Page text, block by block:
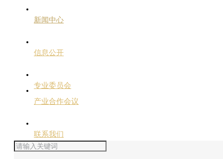
新闻中心
信息公开
专业委员会
产业合作会议
联系我们